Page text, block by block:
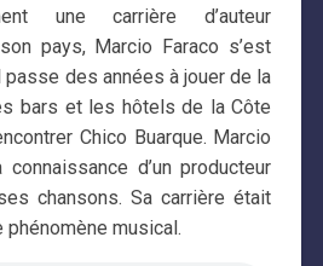
une carrière d’auteur
pays, Marcio Faraco s’est
passe des années à jouer de la
bars et les hôtels de la Côte
Chico Buarque. Marcio
d’un producteur
chansons. Sa carrière était
phénomène musical.